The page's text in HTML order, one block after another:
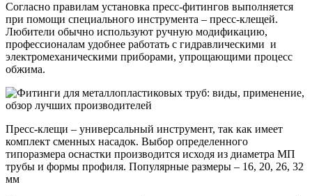
Согласно правилам установка пресс-фитингов выполняется
при помощи специального инструмента – пресс-клещей.
Любители обычно используют ручную модификацию,
профессионалам удобнее работать с гидравлическими и
электромеханическими приборами, упрощающими процесс
обжима.
Пресс-клещи – универсальный инструмент, так как имеет
комплект сменных насадок. Выбор определенного
типоразмера оснастки производится исходя из диаметра МП
трубы и формы профиля. Популярные размеры – 16, 20, 26, 32
мм